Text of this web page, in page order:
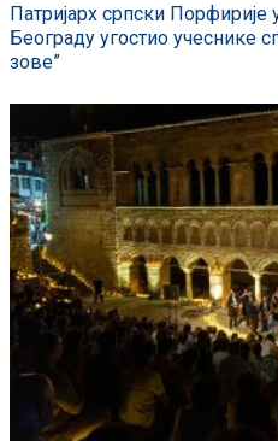
Патријарх српски
Београду угостио учеснике
зове”